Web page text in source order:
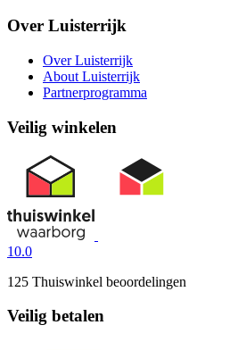
Over Luisterrijk
Over Luisterrijk
About Luisterrijk
Partnerprogramma
Veilig winkelen
10.0
125 Thuiswinkel beoordelingen
Veilig betalen